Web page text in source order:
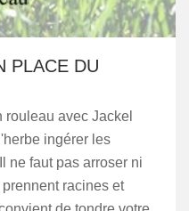
PLACE DU
avec Jackel
ingérer les
ne faut pas arroser ni
racines et